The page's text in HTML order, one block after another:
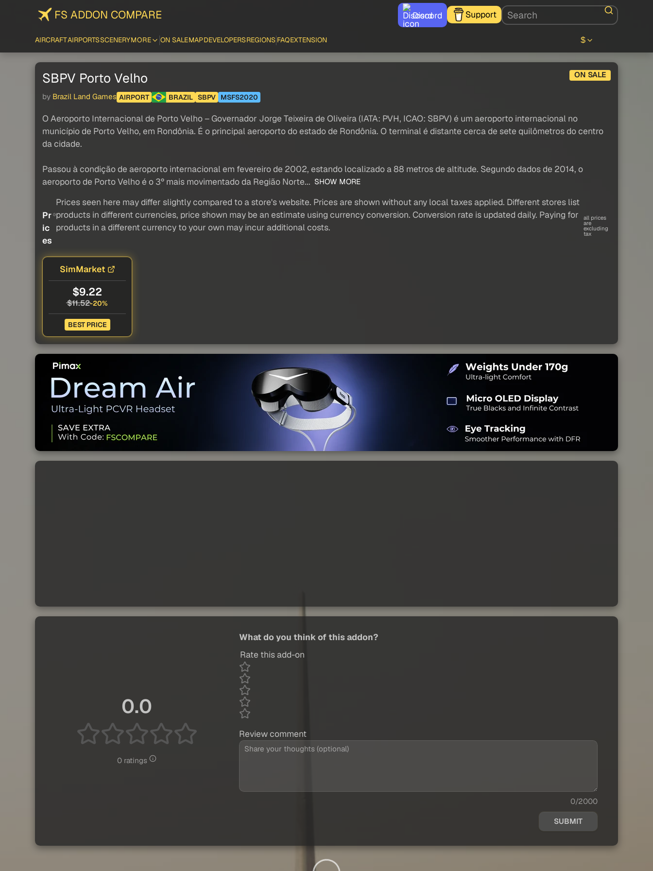
FS ADDON COMPARE Discord Support
AIRCRAFTAIRPORTSSCENERYMORE ON SALEMAPDEVELOPERSREGIONS FAQEXTENSION $
ON SALE
SBPV Porto Velho
by Brazil Land Games AIRPORT BRAZIL SBPV MSFS2020
O Aeroporto Internacional de Porto Velho – Governador Jorge Teixeira de Oliveira (IATA: PVH, ICAO: SBPV) é um aeroporto internacional no
município de Porto Velho, em Rondônia. É o principal aeroporto do estado de Rondônia. O terminal é distante cerca de sete quilômetros do centro
da cidade.
Passou à condição de aeroporto internacional em fevereiro de 2002, estando localizado a 88 metros de altitude. Segundo dados de 2014, o
aeroporto de Porto Velho é o 3º mais movimentado da Região Norte... SHOW MORE
Pr
ic
es
Prices seen here may differ slightly compared to a store's website. Prices are shown without any local taxes applied. Different stores list
products in different currencies, price shown may be an estimate using currency conversion. Conversion rate is updated daily. Paying for
products in a different currency to your own may incur additional costs.
all prices
are
excluding
tax
SimMarket
$9.22
$11.52-20%
BEST PRICE
0.0
0 ratings
What do you think of this addon?
Rate this add-on
Review comment
0/2000
SUBMIT